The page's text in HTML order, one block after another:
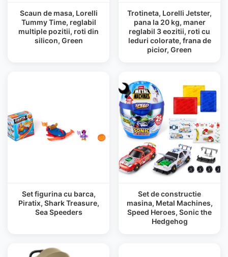
Scaun de masa, Lorelli
Tummy Time, reglabil
multiple pozitii, roti din
silicon, Green
Trotineta, Lorelli Jetster,
pana la 20 kg, maner
reglabil 3 eozitii, roti cu
leduri colorate, frana de
picior, Green
Set figurina cu barca,
Piratix, Shark Treasure,
Sea Speeders
Set de constructie
masina, Metal Machines,
Speed Heroes, Sonic the
Hedgehog